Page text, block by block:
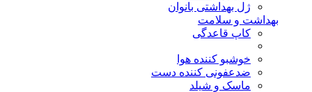
ژل بهداشتی بانوان
بهداشت و سلامت
کاپ قاعدگی
خوشبو کننده هوا
ضدعفونی کننده دست
ماسک و شیلد